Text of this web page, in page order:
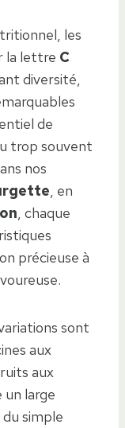
les
la lettre C
diversité,
de
trop souvent
nos
, en
, chaque
précieuse à
sont
aux
aux
large
simple